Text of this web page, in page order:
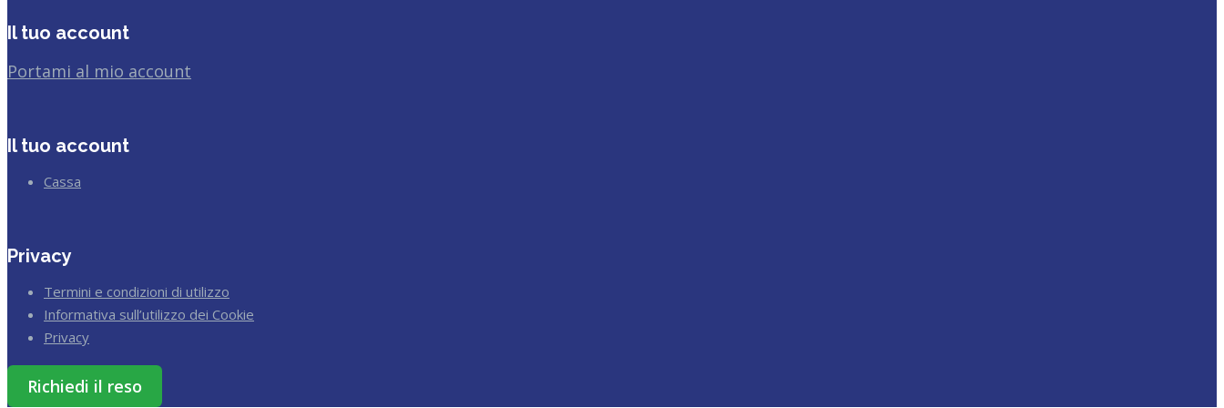
Il tuo account
Portami al mio account
Il tuo account
Cassa
Privacy
Termini e condizioni di utilizzo
Informativa sull’utilizzo dei Cookie
Privacy
Richiedi il reso